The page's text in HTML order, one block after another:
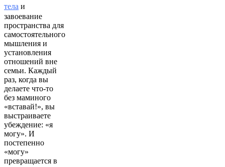
тела и
завоевание
пространства для
самостоятельного
мышления и
установления
отношений вне
семьи. Каждый
раз, когда вы
делаете что-то
без маминого
«вставай!», вы
выстраиваете
убеждение: «я
могу». И
постепенно
«могу»
превращается в